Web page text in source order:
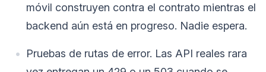
móvil construyen contra el contrato mientras el
backend aún está en progreso. Nadie espera.
Pruebas de rutas de error. Las API reales rara